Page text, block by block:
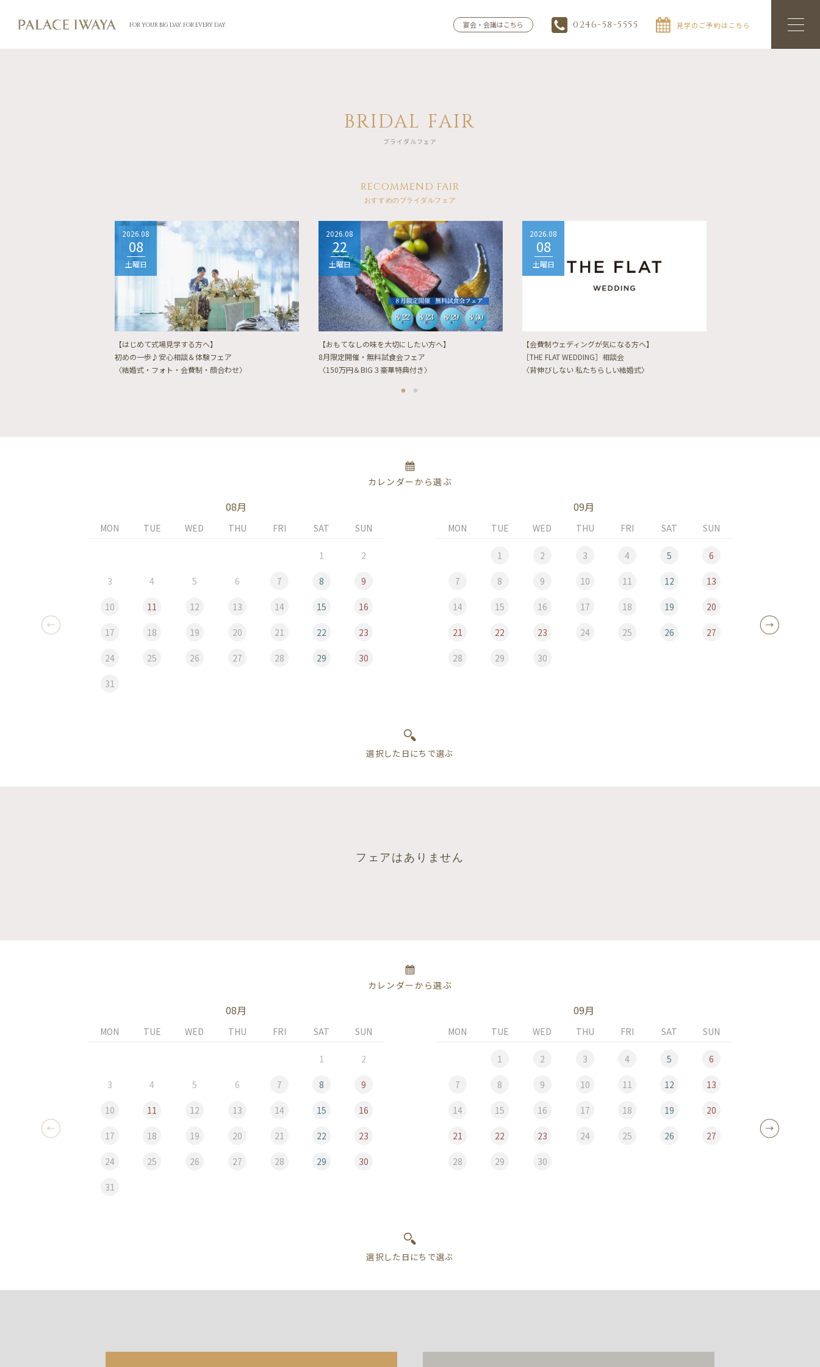
FOR YOUR BIG DAY. FOR EVERY DAY. 宴会・会議はこちら 0246-58-5555 見学のご予約はこちら
BRIDAL FAIR
ブライダルフェア
RECOMMEND FAIR
おすすめのブライダルフェア
2026.08
08
土曜日
【はじめて式場見学する方へ】
初めの一歩♪安心相談＆体験フェア
〈結婚式・フォト・会費制・顔合わせ〉
2026.08
22
土曜日
【おもてなしの味を大切にしたい方へ】
8月限定開催・無料試食会フェア
〈150万円＆BIG３豪華特典付き〉
2026.08
08
土曜日
【会費制ウェディングが気になる方へ】
［THE FLAT WEDDING］相談会
〈背伸びしない 私たちらしい結婚式〉
カレンダーから選ぶ
08月
MON TUE WED THU FRI SAT SUN
1 2
3 4 5 6 7 8 9
10 11 12 13 14 15 16
17 18 19 20 21 22 23
24 25 26 27 28 29 30
31
09月
MON TUE WED THU FRI SAT SUN
1 2 3 4 5 6
7 8 9 10 11 12 13
14 15 16 17 18 19 20
21 22 23 24 25 26 27
28 29 30
フェアはありません
カレンダーから選ぶ
08月
MON TUE WED THU FRI SAT SUN
1 2
3 4 5 6 7 8 9
10 11 12 13 14 15 16
17 18 19 20 21 22 23
24 25 26 27 28 29 30
31
09月
MON TUE WED THU FRI SAT SUN
1 2 3 4 5 6
7 8 9 10 11 12 13
14 15 16 17 18 19 20
21 22 23 24 25 26 27
28 29 30